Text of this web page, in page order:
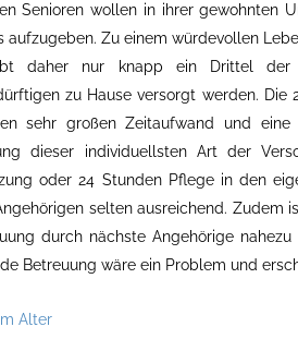
Senioren wollen in ihrer gewohnten
aufzugeben. Zu einem würdevollen
daher nur knapp ein Drittel der
zu Hause versorgt werden.
sehr großen Zeitaufwand und
dieser individuellsten Art der
oder 24 Stunden Pflege in den
selten ausreichend. Zudem
durch nächste Angehörige
Betreuung wäre ein Problem und